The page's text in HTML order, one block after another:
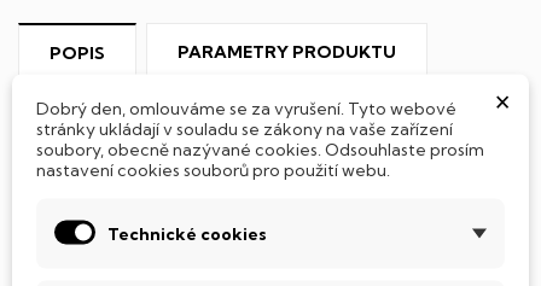
POPIS PARAMETRY PRODUKTU
Tento notebook je vybaven
×
Dobrý den, omlouváme se za vyrušení. Tyto webové
stránky ukládají v souladu se zákony na vaše zařízení
soubory, obecně nazývané cookies. Odsouhlaste prosím
nastavení cookies souborů pro použití webu.
Technické cookies